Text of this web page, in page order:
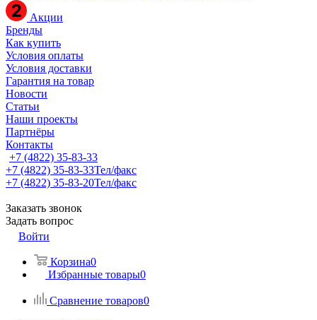
Акции
Бренды
Как купить
Условия оплаты
Условия доставки
Гарантия на товар
Новости
Статьи
Наши проекты
Партнёры
Контакты
+7 (4822) 35-83-33
+7 (4822) 35-83-33Тел/факс
+7 (4822) 35-83-20Тел/факс
Заказать звонок
Задать вопрос
Войти
Корзина0
Избранные товары0
Сравнение товаров0